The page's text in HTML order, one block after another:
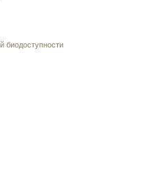
биодоступности